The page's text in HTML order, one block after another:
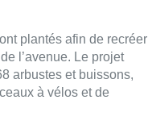
du chantier